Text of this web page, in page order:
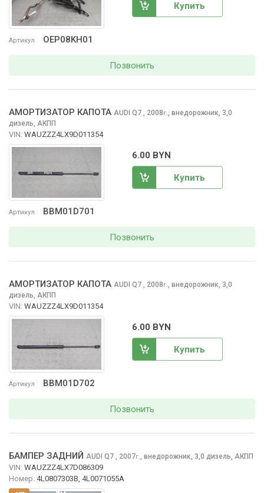
Артикул OEP08KH01
Купить
Позвонить
Артикул BBM01D701
АМОРТИЗАТОР КАПОТА AUDI Q7 , 2008г. внедорожник, 3,0
дизель, АКПП
VIN: WAUZZZ4LX9D011354
6.00 BYN
Купить
Позвонить
Артикул BBM01D702
АМОРТИЗАТОР КАПОТА AUDI Q7 , 2008г., внедорожник, 3,0
дизель, АКПП
VIN: WAUZZZ4LX9D011354
6.00 BYN
Купить
Позвонить
БАМПЕР ЗАДНИЙ AUDI Q7 , 2007г., внедорожник, 3,0 дизель, АКПП
VIN: WAUZZZ4LX7D086309
Номер: 4L0807303B, 4L0071055A